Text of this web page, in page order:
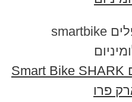
אופניים חשמליים מתקפלים smartbike
חדש!!! אופניים חשמליים Smart Bike SHARK